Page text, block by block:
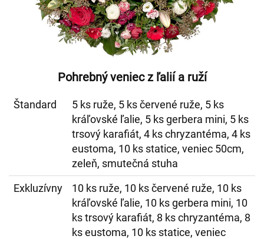
Pohrebný veniec z ľalií a ruží
Štandard
5 ks ruže, 5 ks červené ruže, 5 ks
kráľovské ľalie, 5 ks gerbera mini, 5 ks
trsový karafiát, 4 ks chryzantéma, 4 ks
eustoma, 10 ks statice, veniec 50cm,
zeleň, smutečná stuha
Exkluzívny
10 ks ruže, 10 ks červené ruže, 10 ks
kráľovské ľalie, 10 ks gerbera mini, 10
ks trsový karafiát, 8 ks chryzantéma, 8
ks eustoma, 10 ks statice, veniec